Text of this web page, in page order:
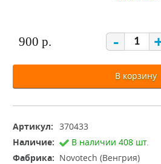
900 р. -
В корзину
Артикул: 370433
Наличие:
В наличии 408 шт.
Фабрика: Novotech (Венгрия)